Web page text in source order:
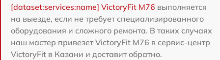
[dataset:services:name] VictoryFit M76 выполняется
на выезде, если не требует специализированного
оборудования и сложного ремонта. В таких случаях
наш мастер привезет VictoryFit M76 в сервис-центр
VictoryFit в Казани и доставит обратно.